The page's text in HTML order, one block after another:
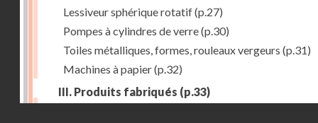
Lessiveur sphérique rotatif(p.27)
Pompes à cylindres de verre(p.30)
Toiles métalliques, formes, rouleaux vergeurs (p.31)
Machines à papier(p.32)
III. Produits fabriqués (p.33)
Papiers à journaux(p.39)